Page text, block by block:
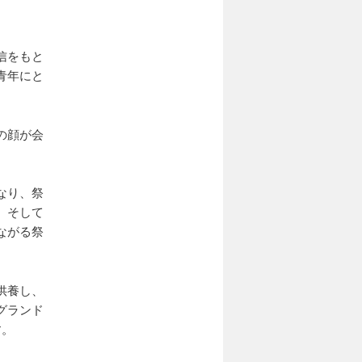
をもと
年にと
顔が会
り、祭
そして
がる祭
し、
ランド